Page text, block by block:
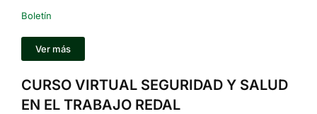
Boletín
Ver más
CURSO VIRTUAL SEGURIDAD Y SALUD
EN EL TRABAJO REDAL